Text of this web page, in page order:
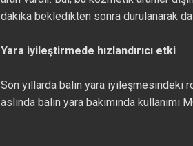
dakika bekledikten sonra durulanarak
Yara iyileştirmede hızlandırıcı etki
Son yıllarda balın yara iyileşmesindeki
aslında balın yara bakımında kullanımı